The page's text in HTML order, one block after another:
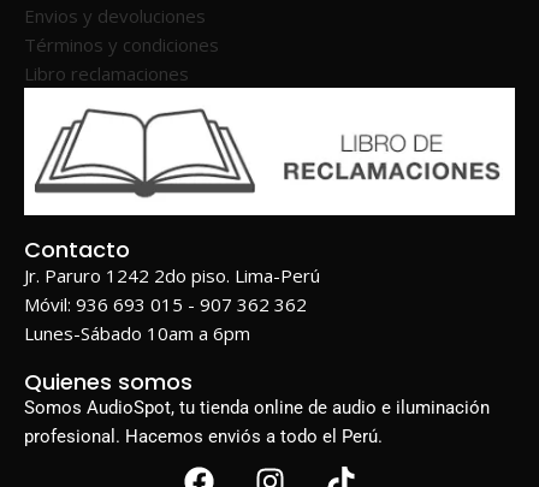
Envios y devoluciones
Términos y condiciones
Libro reclamaciones
Contacto
Jr. Paruro 1242 2do piso. Lima-Perú
Móvil: 936 693 015 - 907 362 362
Lunes-Sábado 10am a 6pm
Quienes somos
Somos AudioSpot, tu tienda online de audio e iluminación
profesional. Hacemos enviós a todo el Perú.